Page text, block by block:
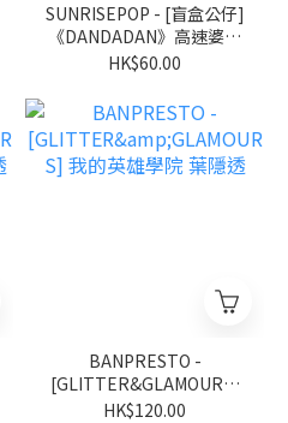
SUNRISEPOP - [盲盒公仔]
《DANDADAN》高速婆婆
達摩盲盒擺設 第二彈 金屬
4)
HK$60.00
BANPRESTO -
[GLITTER&GLAMOURS]
我的英雄學院 葉隱透
HK$120.00